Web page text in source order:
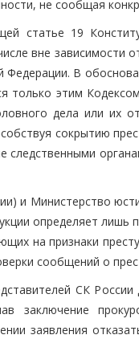
не сообщая
статье 19
вне зависимости
Федерации. В
только этим
дела или их
сокрытию
следственными
и Министерство
определяет лишь
на признаки
сообщений о
СК
заключение
заявления